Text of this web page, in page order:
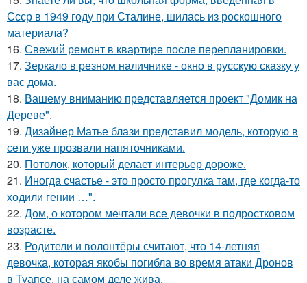
Ссср в 1949 году при Сталине, шилась из роскошного
материала?
16. Свежий ремонт в квартире после перепланировки.
17. Зеркало в резном наличнике - окно в русскую сказку у
вас дома.
18. Вашему вниманию представляется проект "Домик на
Дереве".
19. Дизайнер Матье блази представил модель, которую в
сети уже прозвали напяточниками.
20. Потолок, который делает интерьер дороже.
21. Иногда счастье - это просто прогулка там, где когда-то
ходили гении …".
22. Дом, о котором мечтали все девочки в подростковом
возрасте.
23. Родители и волонтёры считают, что 14-летняя
девочка, которая якобы погибла во время атаки Дронов
в Туапсе, на самом деле жива.